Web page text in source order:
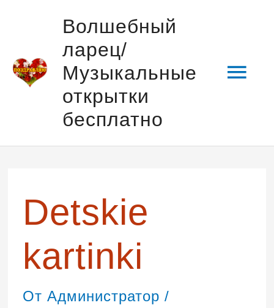
содержимому
Волшебный
ларец/
Музыкальные
открытки
бесплатно
Detskie
kartinki
От Администратор /
записям